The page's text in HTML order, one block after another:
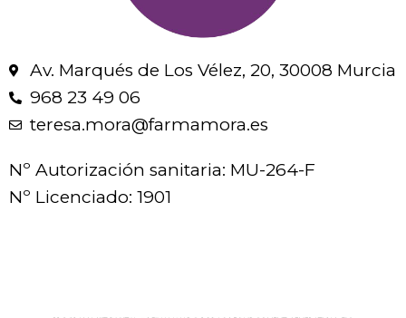
Av. Marqués de Los Vélez, 20, 30008 Murcia
968 23 49 06
teresa.mora@farmamora.es
Nº Autorización sanitaria: MU-264-F
Nº Licenciado: 1901